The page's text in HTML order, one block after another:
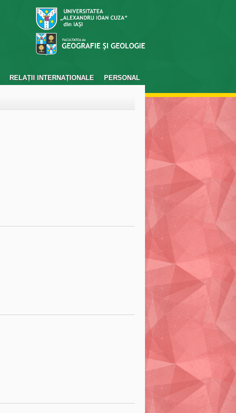
RELAȚII INTERNAȚIONALE PERSONAL